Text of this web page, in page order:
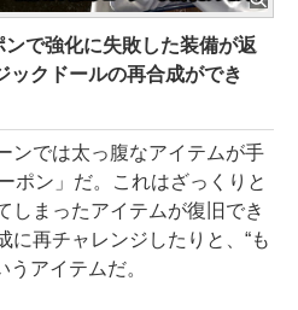
で強化に失敗した装備が返
ックドールの再合成ができ
では太っ腹なアイテムが手
ポン」だ。これはざっくりと
しまったアイテムが復旧でき
に再チャレンジしたりと、“も
うアイテムだ。